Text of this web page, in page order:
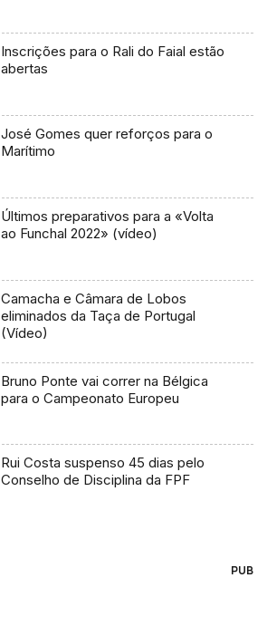
Inscrições para o Rali do Faial estão
abertas
José Gomes quer reforços para o
Marítimo
Últimos preparativos para a «Volta
ao Funchal 2022» (vídeo)
Camacha e Câmara de Lobos
eliminados da Taça de Portugal
(Vídeo)
Bruno Ponte vai correr na Bélgica
para o Campeonato Europeu
Rui Costa suspenso 45 dias pelo
Conselho de Disciplina da FPF
PUB